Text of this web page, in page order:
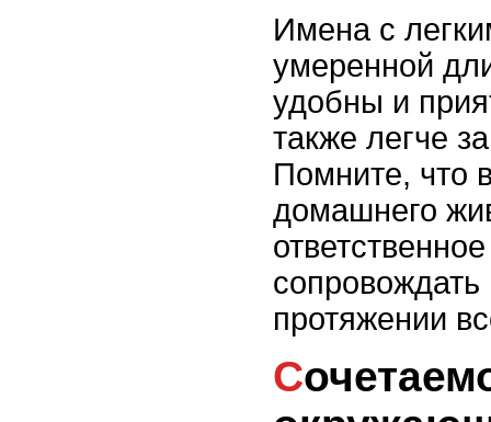
Имена с
умеренной
удобны и
также легче
Помните, что
домашнего
протяжении
Сочетаемость имени с